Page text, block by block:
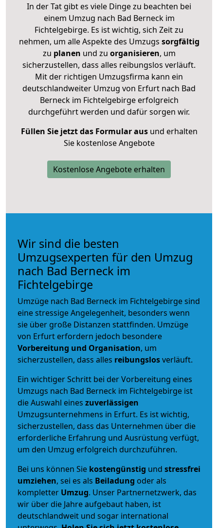
In der Tat gibt es viele Dinge zu beachten bei
einem Umzug nach Bad Berneck im
Fichtelgebirge. Es ist wichtig, sich Zeit zu
nehmen, um alle Aspekte des Umzugs sorgfältig
zu planen und zu organisieren, um
sicherzustellen, dass alles reibungslos verläuft.
Mit der richtigen Umzugsfirma kann ein
deutschlandweiter Umzug von Erfurt nach Bad
Berneck im Fichtelgebirge erfolgreich
durchgeführt werden und dafür sorgen wir.
Füllen Sie jetzt das Formular ausund erhalten
Sie kostenlose Angebote
Kostenlose Angebote erhalten
Wir sind die besten
Umzugsexperten für den Umzug
nach Bad Berneck im
Fichtelgebirge
Umzüge nach Bad Berneck im Fichtelgebirge sind
eine stressige Angelegenheit, besonders wenn
sie über große Distanzen stattfinden. Umzüge
von Erfurt erfordern jedoch besondere
Vorbereitung und Organisation, um
sicherzustellen, dass alles reibungslosverläuft.
Ein wichtiger Schritt bei der Vorbereitung eines
Umzugs nach Bad Berneck im Fichtelgebirge ist
die Auswahl eines zuverlässigen
Umzugsunternehmens in Erfurt. Es ist wichtig,
sicherzustellen, dass das Unternehmen über die
erforderliche Erfahrung und Ausrüstung verfügt,
um den Umzug erfolgreich durchzuführen.
Bei uns können Sie kostengünstig und stressfrei
umziehen, sei es als Beiladung oder als
kompletter Umzug. Unser Partnernetzwerk, das
wir über die Jahre aufgebaut haben, ist
deutschlandweit und sogar international